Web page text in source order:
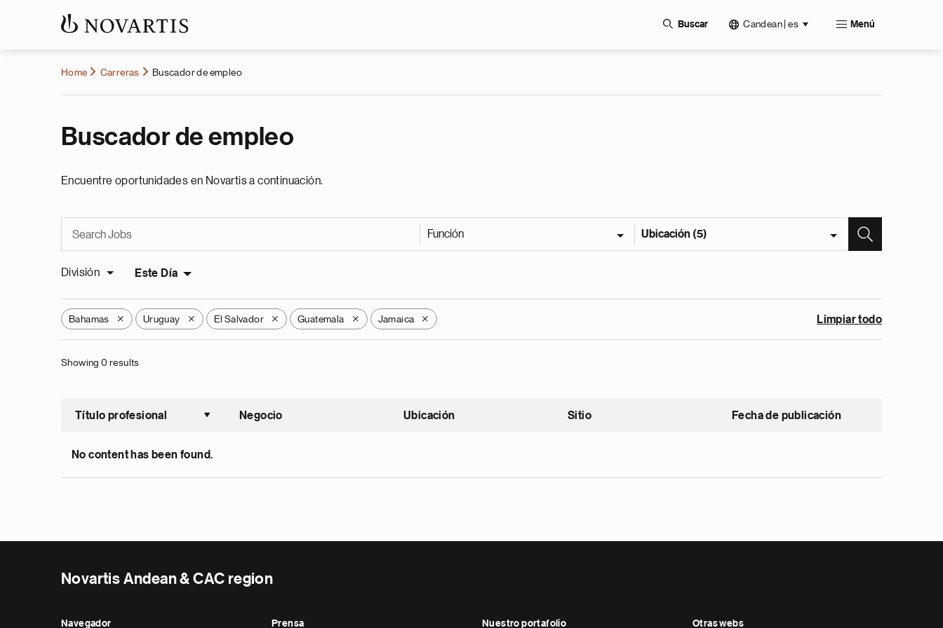
Buscar Candean | es Menú
Home Carreras Buscador de empleo
Buscador de empleo
Encuentre oportunidades en Novartis a continuación.
Función Ubicación (5)
División Este Día
Bahamas X Uruguay X El Salvador X Guatemala X Jamaica X Limpiar todo
Showing 0 results
Título profesional
Ordenar ascendente
Negocio Ubicación Sitio Fecha de publicación
No content has been found.
Novartis Andean & CAC region
Navegador Prensa Nuestro portafolio Otras webs